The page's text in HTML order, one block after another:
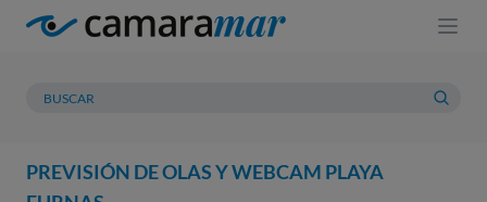
PREVISIÓN DE OLAS Y WEBCAM PLAYA